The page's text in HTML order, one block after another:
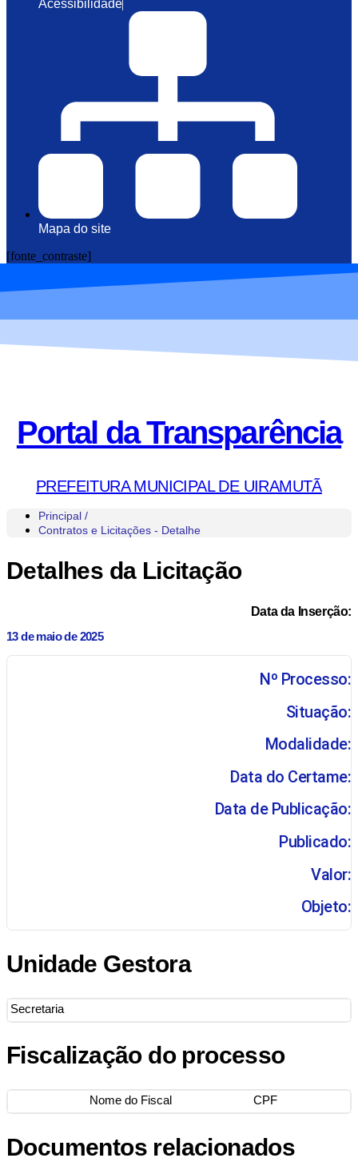
Acessibilidade
Mapa do site
[fonte_contraste]
Portal da Transparência
PREFEITURA MUNICIPAL DE UIRAMUTÃ
Principal /
Contratos e Licitações - Detalhe
Detalhes da Licitação
Data da Inserção:
13 de maio de 2025
Nº Processo:
Situação:
Modalidade:
Data do Certame:
Data de Publicação:
Publicado:
Valor:
Objeto:
Unidade Gestora
Secretaria
Fiscalização do processo
Nome do Fiscal CPF
Documentos relacionados